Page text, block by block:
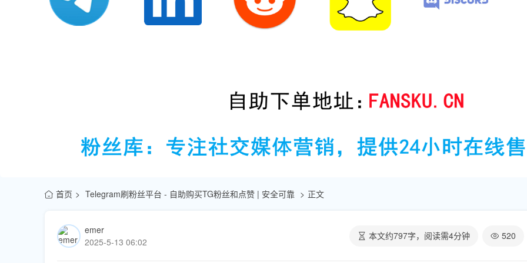
首页 Telegram刷粉丝平台 - 自助购买TG粉丝和点赞 | 安全可靠 正文
emer
2025-5-13 06:02
本文约797字，阅读需4分钟 520